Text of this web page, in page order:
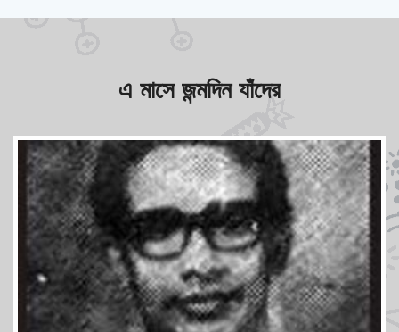
এ মাসে জন্মদিন যাঁদের